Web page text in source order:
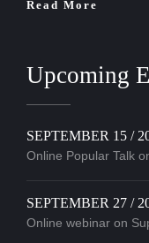
Read More
Upcoming
SEPTEMBER 15 /
Online Popular Talk
SEPTEMBER 27 /
Online webinar on